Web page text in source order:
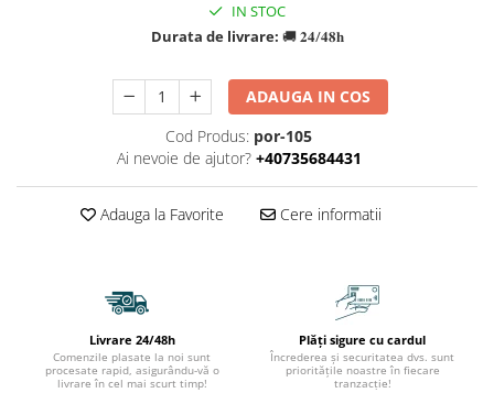
IN STOC
Durata de livrare: 🚚 𝟐𝟒/𝟒𝟖𝐡
ADAUGA IN COS
Cod Produs: por-105
Ai nevoie de ajutor? +40735684431
Adauga la Favorite Cere informatii
Livrare 24/48h
Comenzile plasate la noi sunt
procesate rapid, asigurându-vă o
livrare în cel mai scurt timp!
Plăți sigure cu cardul
Încrederea și securitatea dvs. sunt
prioritățile noastre în fiecare
tranzacție!